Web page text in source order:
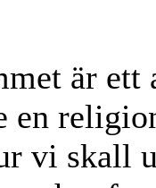
är
vi skall